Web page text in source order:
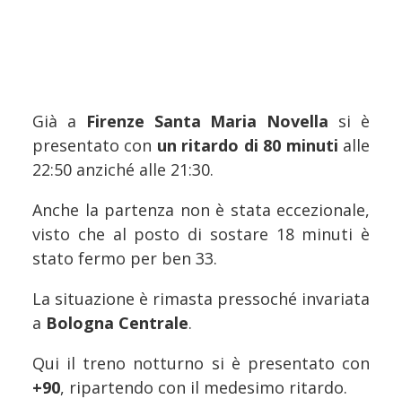
Già a Firenze Santa Maria Novella si è
presentato con un ritardo di 80 minuti alle
22:50 anziché alle 21:30.
Anche la partenza non è stata eccezionale,
visto che al posto di sostare 18 minuti è
stato fermo per ben 33.
La situazione è rimasta pressoché invariata
a Bologna Centrale.
Qui il treno notturno si è presentato con
+90, ripartendo con il medesimo ritardo.